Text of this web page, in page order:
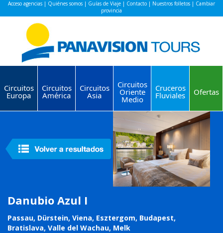
Acceso agencias | Quiénes somos | Guías de Viaje | Contacto | Nuestros folletos | Cambiar
provincia
Circuitos
Europa
Circuitos
América
Circuitos
Asia
Circuitos
Oriente
Medio
Cruceros
Fluviales Ofertas
Danubio Azul I
Passau, Dürstein, Viena, Esztergom, Budapest,
Bratislava, Valle del Wachau, Melk